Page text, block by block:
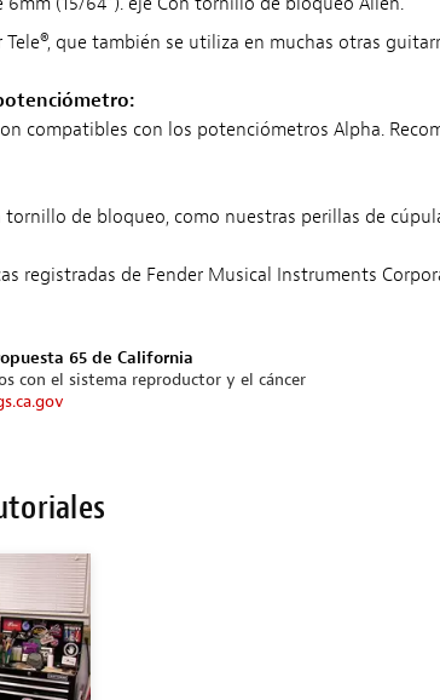
que también se utiliza en muchas otras
compatibles con los potenciómetros Alpha.
de bloqueo, como nuestras perillas de
registradas de Fender Musical Instruments
65 de California
con el sistema reproductor y el cáncer